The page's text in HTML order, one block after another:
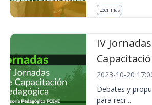
Leer más
IV
2023-10-20
Debates y
para recr...